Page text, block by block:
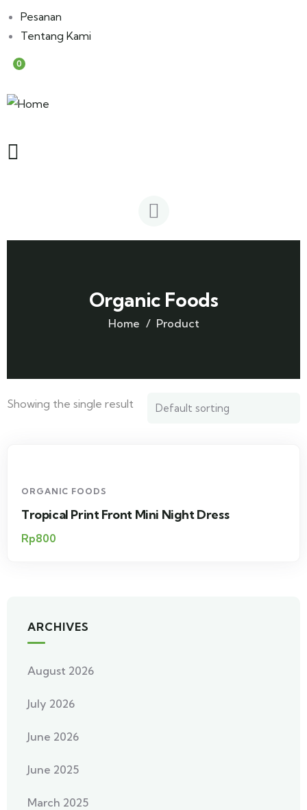
Pesanan
Tentang Kami
0
Organic Foods
Home Product
Showing the single result
ORGANIC FOODS
Tropical Print Front Mini Night Dress
Rp800
ARCHIVES
August 2026
July 2026
June 2026
June 2025
March 2025